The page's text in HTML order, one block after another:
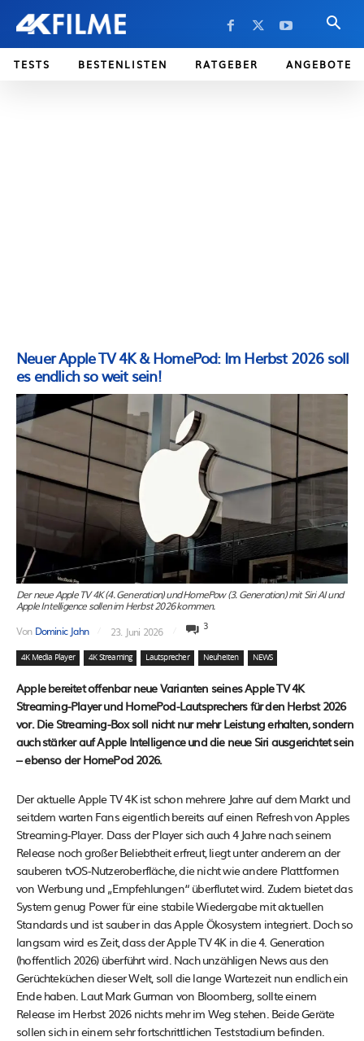
TESTS BESTENLISTEN RATGEBER ANGEBOTE
Neuer Apple TV 4K & HomePod: Im Herbst 2026 soll
es endlich so weit sein!
Der neue Apple TV 4K (4. Generation) und HomePow (3. Generation) mit Siri AI und
Apple Intelligence sollen im Herbst 2026 kommen.
Von Dominic Jahn 23. Juni 2026 3
4K Media Player 4K Streaming Lautsprecher Neuheiten NEWS
Apple bereitet offenbar neue Varianten seines Apple TV 4K
Streaming-Player und HomePod-Lautsprechers für den Herbst 2026
vor. Die Streaming-Box soll nicht nur mehr Leistung erhalten, sondern
auch stärker auf Apple Intelligence und die neue Siri ausgerichtet sein
– ebenso der HomePod 2026.
Der aktuelle Apple TV 4K ist schon mehrere Jahre auf dem Markt und
seitdem warten Fans eigentlich bereits auf einen Refresh von Apples
Streaming-Player. Dass der Player sich auch 4 Jahre nach seinem
Release noch großer Beliebtheit erfreut, liegt unter anderem an der
sauberen tvOS-Nutzeroberfläche, die nicht wie andere Plattformen
von Werbung und „Empfehlungen“ überflutet wird. Zudem bietet das
System genug Power für eine stabile Wiedergabe mit aktuellen
Standards und ist sauber in das Apple Ökosystem integriert. Doch so
langsam wird es Zeit, dass der Apple TV 4K in die 4. Generation
(hoffentlich 2026) überführt wird. Nach unzähligen News aus den
Gerüchteküchen dieser Welt, soll die lange Wartezeit nun endlich ein
Ende haben. Laut Mark Gurman von Bloomberg, sollte einem
Release im Herbst 2026 nichts mehr im Weg stehen. Beide Geräte
sollen sich in einem sehr fortschrittlichen Teststadium befinden.